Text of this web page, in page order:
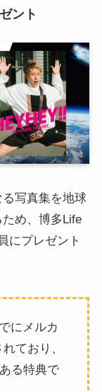
ント
写真集を地球
め、博多Life
にプレゼント
にメルカ
ており、
る特典で